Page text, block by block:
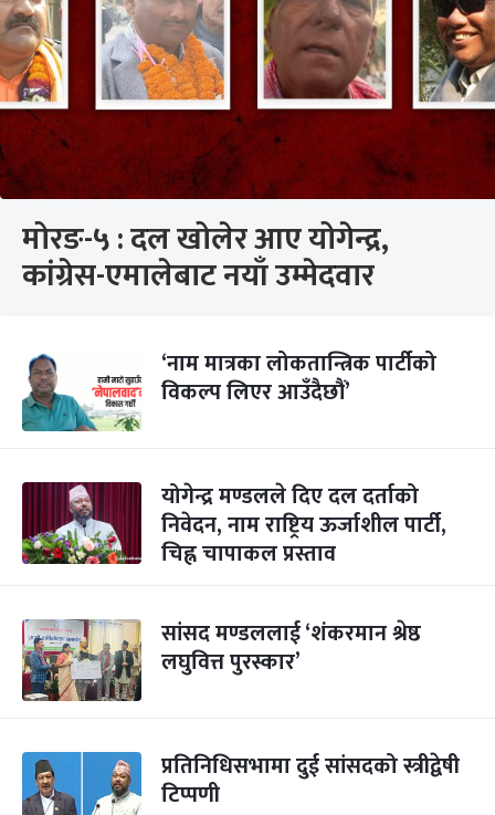
मोरङ-५ : दल खोलेर आए योगेन्द्र,
कांग्रेस-एमालेबाट नयाँ उम्मेदवार
‘नाम मात्रका लोकतान्त्रिक पार्टीको
विकल्प लिएर आउँदैछौं’
योगेन्द्र मण्डलले दिए दल दर्ताको
निवेदन, नाम राष्ट्रिय ऊर्जाशील पार्टी,
चिह्न चापाकल प्रस्ताव
सांसद मण्डललाई ‘शंकरमान श्रेष्ठ
लघुवित्त पुरस्कार’
प्रतिनिधिसभामा दुई सांसदको स्त्रीद्वेषी
टिप्पणी